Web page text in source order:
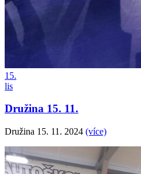
15.
lis
Družina 15. 11.
Družina 15. 11. 2024 (více)